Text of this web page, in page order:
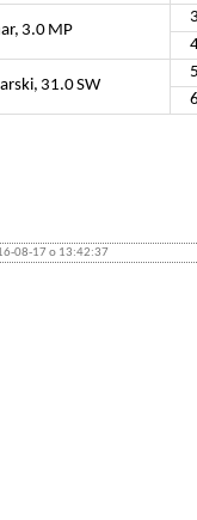
3.0 MP
31.0 SW
08-17 o 13:42:37